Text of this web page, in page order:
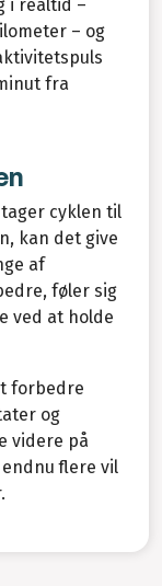
i realtid –
– og
fra
cyklen til
kan det give
af
føler sig
ved at holde
forbedre
og
videre på
flere vil